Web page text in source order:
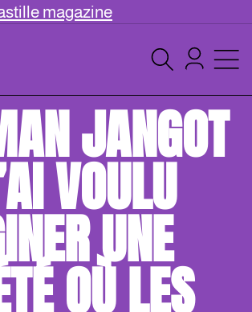
magazine
JANGOT
VOULU
UNE
OÙ LES